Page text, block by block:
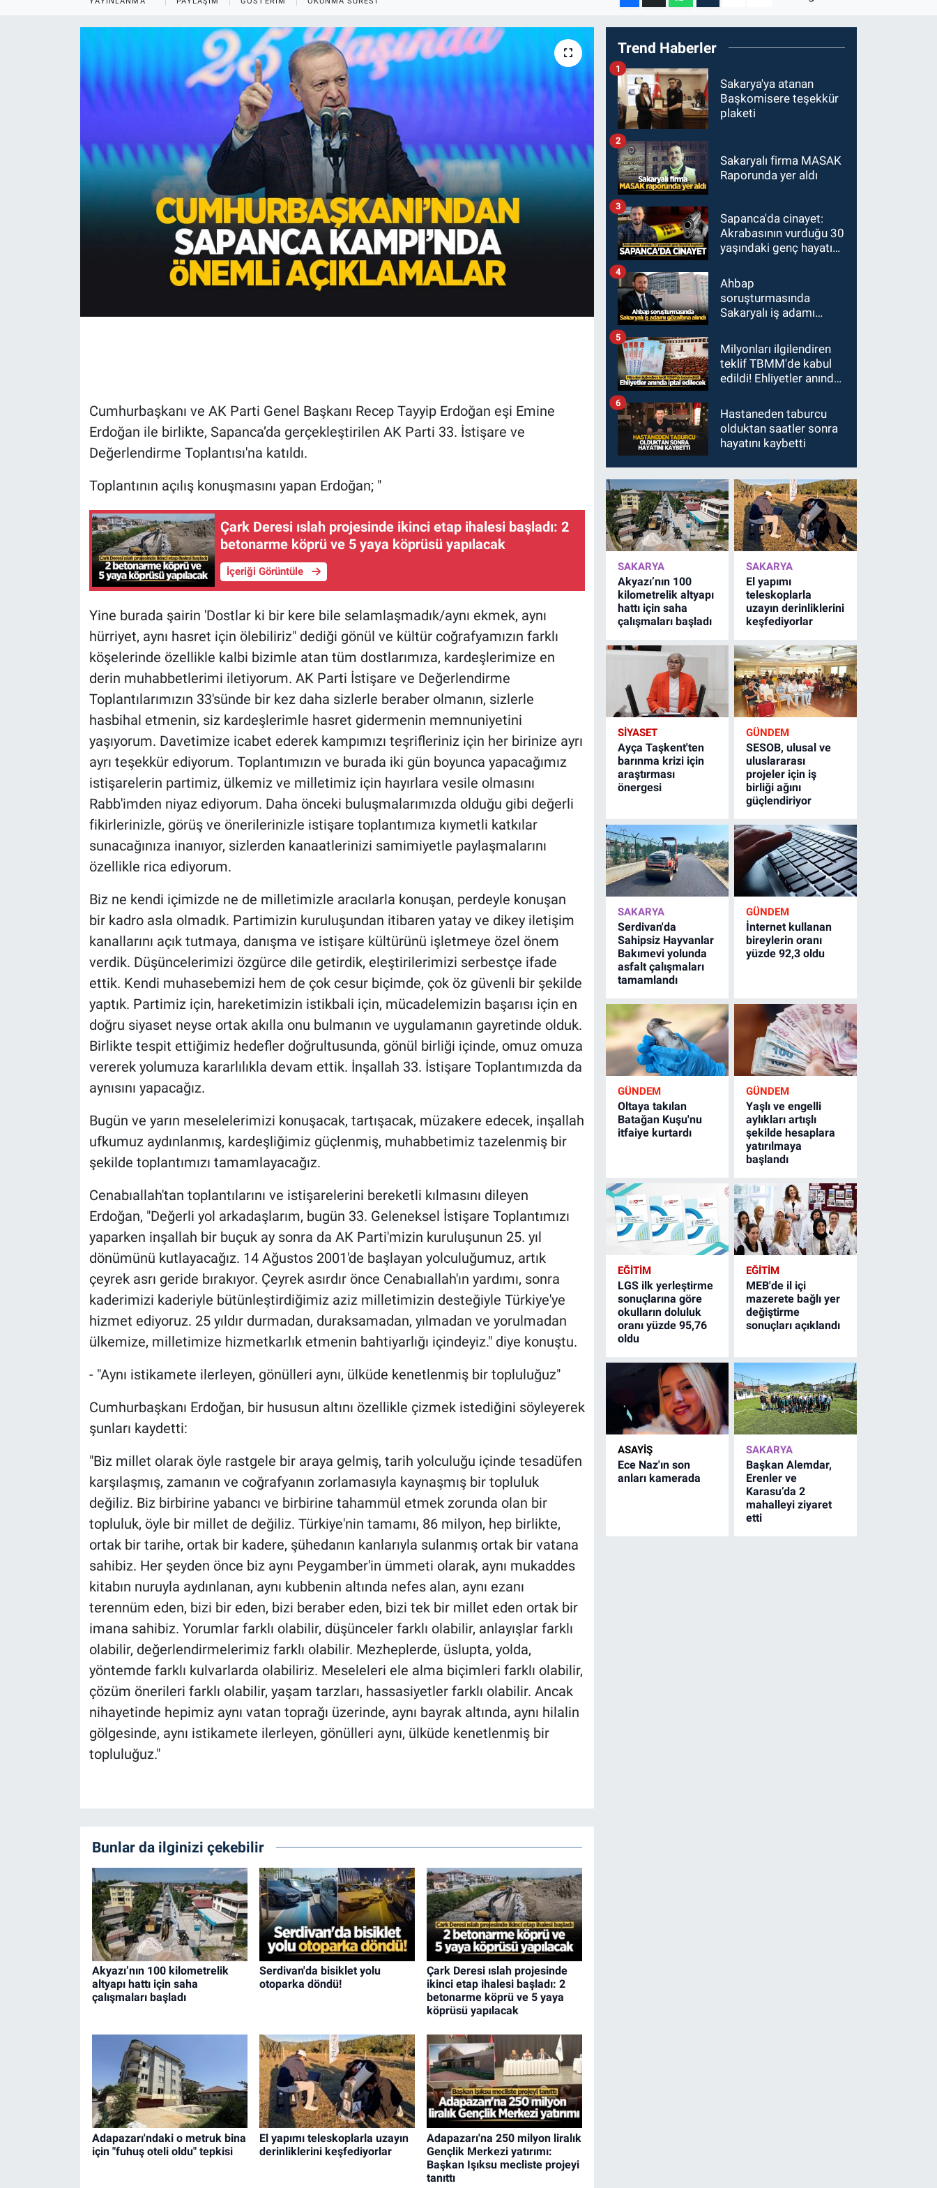
Cumhurbaşkanı ve AK Parti Genel Başkanı Recep Tayyip Erdoğan eşi Emine
Erdoğan ile birlikte, Sapanca’da gerçekleştirilen AK Parti 33. İstişare ve
Değerlendirme Toplantısı'na katıldı.
Toplantının açılış konuşmasını yapan Erdoğan; "
Çark Deresi ıslah projesinde ikinci etap ihalesi başladı: 2
betonarme köprü ve 5 yaya köprüsü yapılacak
İçeriği Görüntüle
Yine burada şairin 'Dostlar ki bir kere bile selamlaşmadık/aynı ekmek, aynı
hürriyet, aynı hasret için ölebiliriz" dediği gönül ve kültür coğrafyamızın farklı
köşelerinde özellikle kalbi bizimle atan tüm dostlarımıza, kardeşlerimize en
derin muhabbetlerimi iletiyorum. AK Parti İstişare ve Değerlendirme
Toplantılarımızın 33'sünde bir kez daha sizlerle beraber olmanın, sizlerle
hasbihal etmenin, siz kardeşlerimle hasret gidermenin memnuniyetini
yaşıyorum. Davetimize icabet ederek kampımızı teşrifleriniz için her birinize ayrı
ayrı teşekkür ediyorum. Toplantımızın ve burada iki gün boyunca yapacağımız
istişarelerin partimiz, ülkemiz ve milletimiz için hayırlara vesile olmasını
Rabb'imden niyaz ediyorum. Daha önceki buluşmalarımızda olduğu gibi değerli
fikirlerinizle, görüş ve önerilerinizle istişare toplantımıza kıymetli katkılar
sunacağınıza inanıyor, sizlerden kanaatlerinizi samimiyetle paylaşmalarını
özellikle rica ediyorum.
Biz ne kendi içimizde ne de milletimizle aracılarla konuşan, perdeyle konuşan
bir kadro asla olmadık. Partimizin kuruluşundan itibaren yatay ve dikey iletişim
kanallarını açık tutmaya, danışma ve istişare kültürünü işletmeye özel önem
verdik. Düşüncelerimizi özgürce dile getirdik, eleştirilerimizi serbestçe ifade
ettik. Kendi muhasebemizi hem de çok cesur biçimde, çok öz güvenli bir şekilde
yaptık. Partimiz için, hareketimizin istikbali için, mücadelemizin başarısı için en
doğru siyaset neyse ortak akılla onu bulmanın ve uygulamanın gayretinde olduk.
Birlikte tespit ettiğimiz hedefler doğrultusunda, gönül birliği içinde, omuz omuza
vererek yolumuza kararlılıkla devam ettik. İnşallah 33. İstişare Toplantımızda da
aynısını yapacağız.
Bugün ve yarın meselelerimizi konuşacak, tartışacak, müzakere edecek, inşallah
ufkumuz aydınlanmış, kardeşliğimiz güçlenmiş, muhabbetimiz tazelenmiş bir
şekilde toplantımızı tamamlayacağız.
Cenabıallah'tan toplantılarını ve istişarelerini bereketli kılmasını dileyen
Erdoğan, "Değerli yol arkadaşlarım, bugün 33. Geleneksel İstişare Toplantımızı
yaparken inşallah bir buçuk ay sonra da AK Parti'mizin kuruluşunun 25. yıl
dönümünü kutlayacağız. 14 Ağustos 2001'de başlayan yolculuğumuz, artık
çeyrek asrı geride bırakıyor. Çeyrek asırdır önce Cenabıallah'ın yardımı, sonra
kaderimizi kaderiyle bütünleştirdiğimiz aziz milletimizin desteğiyle Türkiye'ye
hizmet ediyoruz. 25 yıldır durmadan, duraksamadan, yılmadan ve yorulmadan
ülkemize, milletimize hizmetkarlık etmenin bahtiyarlığı içindeyiz." diye konuştu.
- "Aynı istikamete ilerleyen, gönülleri aynı, ülküde kenetlenmiş bir topluluğuz"
Cumhurbaşkanı Erdoğan, bir hususun altını özellikle çizmek istediğini söyleyerek
şunları kaydetti:
"Biz millet olarak öyle rastgele bir araya gelmiş, tarih yolculuğu içinde tesadüfen
karşılaşmış, zamanın ve coğrafyanın zorlamasıyla kaynaşmış bir topluluk
değiliz. Biz birbirine yabancı ve birbirine tahammül etmek zorunda olan bir
topluluk, öyle bir millet de değiliz. Türkiye'nin tamamı, 86 milyon, hep birlikte,
ortak bir tarihe, ortak bir kadere, şühedanın kanlarıyla sulanmış ortak bir vatana
sahibiz. Her şeyden önce biz aynı Peygamber'in ümmeti olarak, aynı mukaddes
kitabın nuruyla aydınlanan, aynı kubbenin altında nefes alan, aynı ezanı
terennüm eden, bizi bir eden, bizi beraber eden, bizi tek bir millet eden ortak bir
imana sahibiz. Yorumlar farklı olabilir, düşünceler farklı olabilir, anlayışlar farklı
olabilir, değerlendirmelerimiz farklı olabilir. Mezheplerde, üslupta, yolda,
yöntemde farklı kulvarlarda olabiliriz. Meseleleri ele alma biçimleri farklı olabilir,
çözüm önerileri farklı olabilir, yaşam tarzları, hassasiyetler farklı olabilir. Ancak
nihayetinde hepimiz aynı vatan toprağı üzerinde, aynı bayrak altında, aynı hilalin
gölgesinde, aynı istikamete ilerleyen, gönülleri aynı, ülküde kenetlenmiş bir
topluluğuz."
Bunlar da ilginizi çekebilir
Akyazı’nın 100 kilometrelik
altyapı hattı için saha
çalışmaları başladı
Serdivan'da bisiklet yolu
otoparka döndü!
Çark Deresi ıslah projesinde
ikinci etap ihalesi başladı: 2
betonarme köprü ve 5 yaya
köprüsü yapılacak
Adapazarı'ndaki o metruk bina
için "fuhuş oteli oldu" tepkisi
El yapımı teleskoplarla uzayın
derinliklerini keşfediyorlar
Adapazarı'na 250 milyon liralık
Gençlik Merkezi yatırımı:
Başkan Işıksu mecliste projeyi
tanıttı
Trend Haberler
Sakarya'ya atanan
Başkomisere teşekkür
plaketi
1
Sakaryalı firma MASAK
Raporunda yer aldı
2
Sapanca'da cinayet:
Akrabasının vurduğu 30
yaşındaki genç hayatını
3
Ahbap
soruşturmasında
Sakaryalı iş adamı
4
Milyonları ilgilendiren
teklif TBMM'de kabul
edildi! Ehliyetler anında
5
Hastaneden taburcu
olduktan saatler sonra
hayatını kaybetti
6
SAKARYA
Akyazı’nın 100
kilometrelik altyapı
hattı için saha
çalışmaları başladı
SAKARYA
El yapımı
teleskoplarla
uzayın derinliklerini
keşfediyorlar
SİYASET
Ayça Taşkent'ten
barınma krizi için
araştırması
önergesi
GÜNDEM
SESOB, ulusal ve
uluslararası
projeler için iş
birliği ağını
güçlendiriyor
SAKARYA
Serdivan'da
Sahipsiz Hayvanlar
Bakımevi yolunda
asfalt çalışmaları
tamamlandı
GÜNDEM
İnternet kullanan
bireylerin oranı
yüzde 92,3 oldu
GÜNDEM
Oltaya takılan
Batağan Kuşu'nu
itfaiye kurtardı
GÜNDEM
Yaşlı ve engelli
aylıkları artışlı
şekilde hesaplara
yatırılmaya
başlandı
EĞİTİM
LGS ilk yerleştirme
sonuçlarına göre
okulların doluluk
oranı yüzde 95,76
oldu
EĞİTİM
MEB'de il içi
mazerete bağlı yer
değiştirme
sonuçları açıklandı
ASAYİŞ
Ece Naz'ın son
anları kamerada
SAKARYA
Başkan Alemdar,
Erenler ve
Karasu’da 2
mahalleyi ziyaret
etti
EĞİTİM
ÖZEL HABER